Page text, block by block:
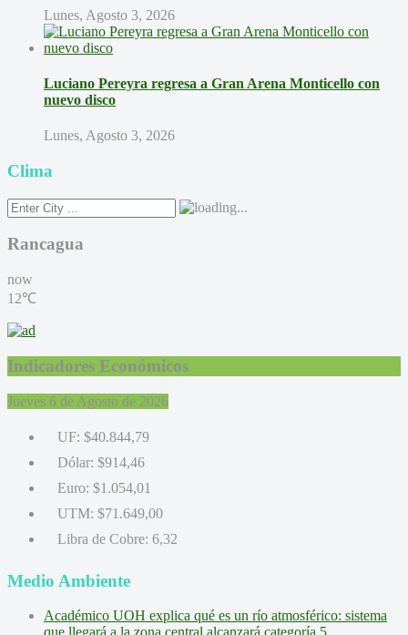
Lunes, Agosto 3, 2026
Luciano Pereyra regresa a Gran Arena Monticello con
nuevo disco
Lunes, Agosto 3, 2026
Clima
Rancagua
now
12℃
Indicadores Económicos
Jueves 6 de Agosto de 2026
UF: $40.844,79
Dólar: $914,46
Euro: $1.054,01
UTM: $71.649,00
Libra de Cobre: 6,32
Medio Ambiente
Académico UOH explica qué es un río atmosférico: sistema